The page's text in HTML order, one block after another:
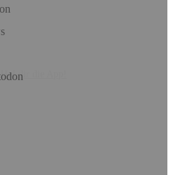
Hol dir die App!